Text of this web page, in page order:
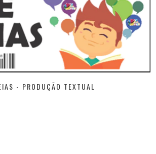
- PRODUÇÃO TEXTUAL